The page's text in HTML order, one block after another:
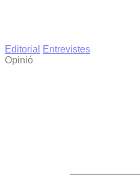
Editorial
Entrevistes
Opinió